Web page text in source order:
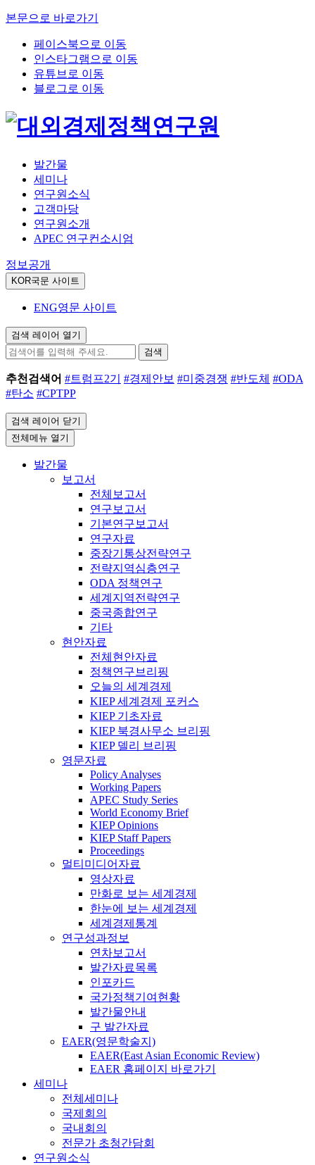
본문으로 바로가기
페이스북으로 이동
인스타그램으로 이동
유튜브로 이동
블로그로 이동
발간물
세미나
연구원소식
고객마당
연구원소개
APEC 연구컨소시엄
정보공개
KOR국문 사이트
ENG영문 사이트
검색 레이어 열기
검색
추천검색어 #트럼프2기 #경제안보 #미중경쟁 #반도체 #ODA
#탄소 #CPTPP
검색 레이어 닫기
전체메뉴 열기
발간물
보고서
전체보고서
연구보고서
기본연구보고서
연구자료
중장기통상전략연구
전략지역심층연구
ODA 정책연구
세계지역전략연구
중국종합연구
기타
현안자료
전체현안자료
정책연구브리핑
오늘의 세계경제
KIEP 세계경제 포커스
KIEP 기초자료
KIEP 북경사무소 브리핑
KIEP 델리 브리핑
영문자료
Policy Analyses
Working Papers
APEC Study Series
World Economy Brief
KIEP Opinions
KIEP Staff Papers
Proceedings
멀티미디어자료
영상자료
만화로 보는 세계경제
한눈에 보는 세계경제
세계경제통계
연구성과정보
연차보고서
발간자료목록
인포카드
국가정책기여현황
발간물안내
구 발간자료
EAER(영문학술지)
EAER(East Asian Economic Review)
EAER 홈페이지 바로가기
세미나
전체세미나
국제회의
국내회의
전문가 초청간담회
연구원소식